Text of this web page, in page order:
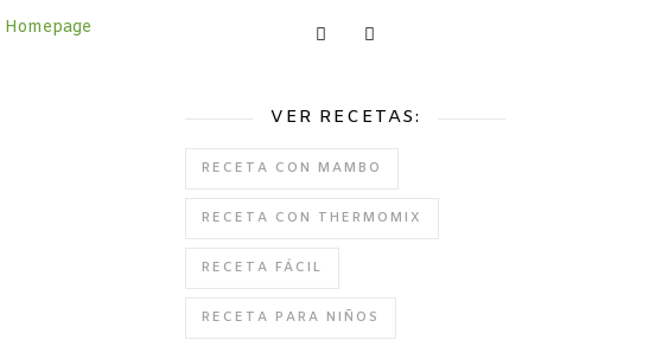
Homepage
VER RECETAS:
RECETA CON MAMBO
RECETA CON THERMOMIX
RECETA FÁCIL
RECETA PARA NIÑOS